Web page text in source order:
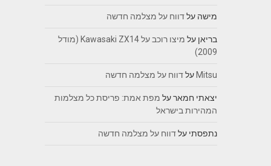
מישה עלדווח על מצלמה חדשה
בריאן על
מיצו רוכב על Kawasaki ZX14 (מודל
2009)
Mitsu עלדווח על מצלמה חדשה
יצאתי חמארעל מפת אמת: פריסת כל מצלמות
המהירות בישראל
נתפסתי עלדווח על מצלמה חדשה